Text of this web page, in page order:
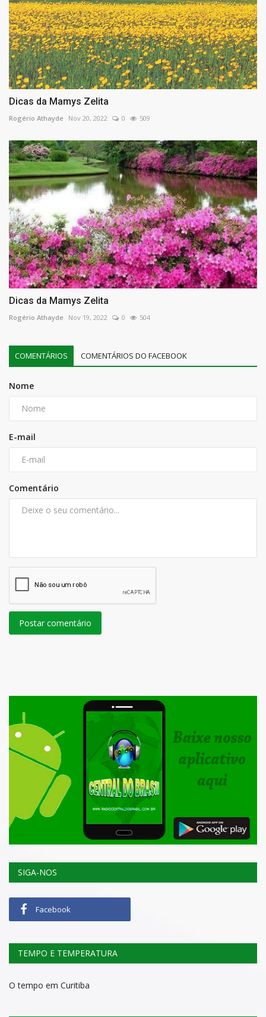
Dicas da Mamys Zelita
Rogério Athayde Nov 20, 2022 0 509
Dicas da Mamys Zelita
Rogério Athayde Nov 19, 2022 0 504
COMENTÁRIOS COMENTÁRIOS DO FACEBOOK
Nome
E-mail
Comentário
Postar comentário
SIGA-NOS
Facebook
TEMPO E TEMPERATURA
O tempo em Curitiba